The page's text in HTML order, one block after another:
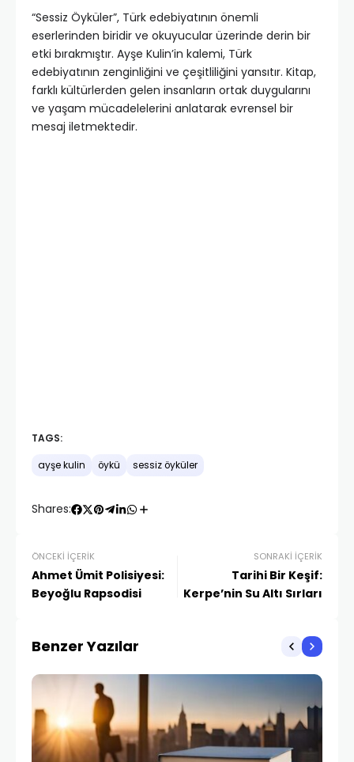
“Sessiz Öyküler”, Türk edebiyatının önemli
eserlerinden biridir ve okuyucular üzerinde derin bir
etki bırakmıştır. Ayşe Kulin’in kalemi, Türk
edebiyatının zenginliğini ve çeşitliliğini yansıtır. Kitap,
farklı kültürlerden gelen insanların ortak duygularını
ve yaşam mücadelelerini anlatarak evrensel bir
mesaj iletmektedir.
TAGS:
ayşe kulin öykü sessiz öyküler
Shares:
ÖNCEKI İÇERIK
Ahmet Ümit Polisiyesi:
Beyoğlu Rapsodisi
SONRAKI İÇERIK
Tarihi Bir Keşif:
Kerpe’nin Su Altı Sırları
Benzer Yazılar